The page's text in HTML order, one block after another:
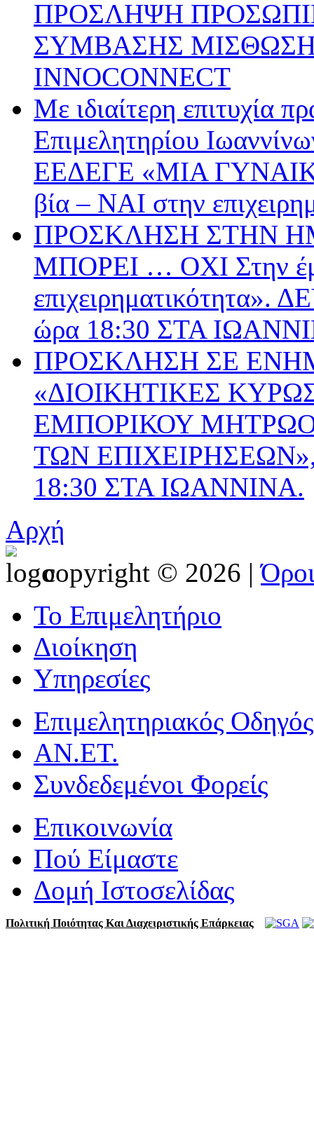
ΠΡΟΣΛΗΨΗ
ΣΥΜΒΑΣΗΣ
INNOCONNECT
Με ιδιαίτερη επιτυχία
Επιμελητηρίου
ΕΕΔΕΓΕ «ΜΙΑ
βία – ΝΑΙ στην
ΠΡΟΣΚΛΗΣΗ ΣΤΗΝ
ΜΠΟΡΕΙ … ΟΧΙ Στην
ώρα 18:30 ΣΤΑ
ΠΡΟΣΚΛΗΣΗ ΣΕ
«ΔΙΟΙΚΗΤΙΚΕΣ
ΕΜΠΟΡΙΚΟΥ
ΤΩΝ
18:30 ΣΤΑ ΙΩΑΝΝΙΝΑ.
Αρχή
copyright © 2026 |
Το Επιμελητήριο
Διοίκηση
Υπηρεσίες
Επιμελητηριακός Οδηγός
ΑΝ.ΕΤ.
Συνδεδεμένοι Φορείς
Επικοινωνία
Πού Είμαστε
Δομή Ιστοσελίδας
Πολιτική Ποιότητας Και Διαχειριστικής Επάρκειας